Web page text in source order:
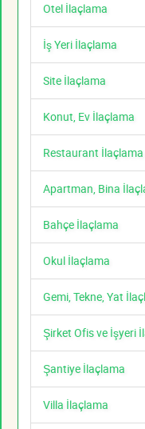
Otel İlaçlama
İş Yeri İlaçlama
Site İlaçlama
Konut, Ev İlaçlama
Restaurant İlaçlama
Apartman, Bina
Bahçe İlaçlama
Okul İlaçlama
Gemi, Tekne, Yat
Şirket Ofis ve İşyeri
Şantiye İlaçlama
Villa İlaçlama